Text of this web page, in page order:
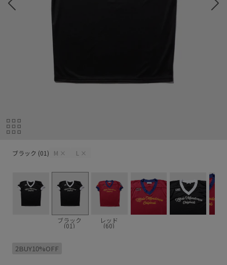
ブラック (01) M × L ×
ブラック
(01)
レッド
(60)
2BUY10%OFF